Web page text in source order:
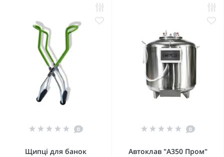
0
Щипці для банок
0
Автоклав "А350 Пром"